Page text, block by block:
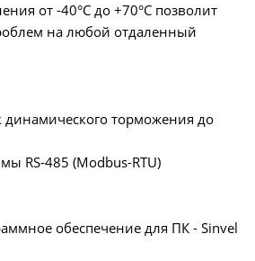
от -40°C до +70°C позволит
на любой отдаленный
торможения до
RS-485 (Modbus-RTU)
обеспечение для ПК - Sinvel